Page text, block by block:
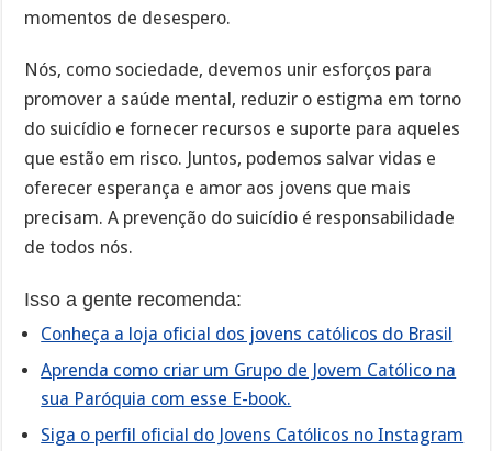
momentos de desespero.
Nós, como sociedade, devemos unir esforços para
promover a saúde mental, reduzir o estigma em torno
do suicídio e fornecer recursos e suporte para aqueles
que estão em risco. Juntos, podemos salvar vidas e
oferecer esperança e amor aos jovens que mais
precisam. A prevenção do suicídio é responsabilidade
de todos nós.
Isso a gente recomenda:
Conheça a loja oficial dos jovens católicos do Brasil
Aprenda como criar um Grupo de Jovem Católico na
sua Paróquia com esse E-book.
Siga o perfil oficial do Jovens Católicos no Instagram